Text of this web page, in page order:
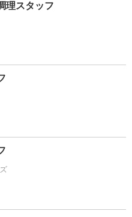
理スタッフ